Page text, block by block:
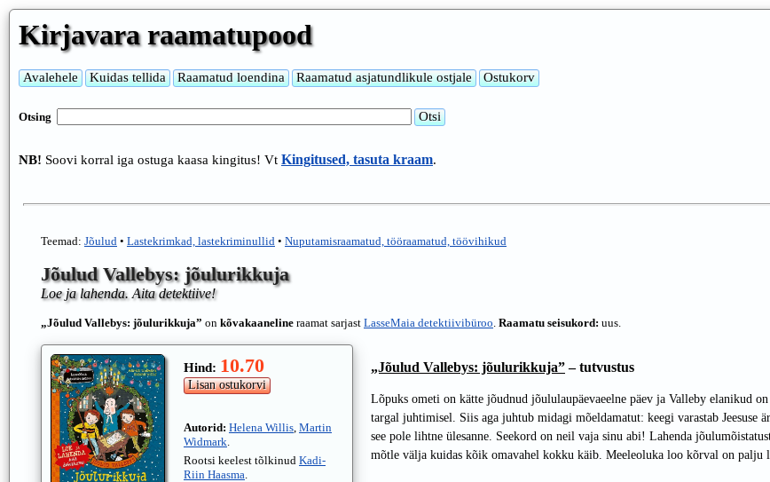
Kirjavara raamatupood
Otsing
NB! Soovi korral iga ostuga kaasa kingitus! Vt Kingitused, tasuta kraam.
Teemad: Jõulud • Lastekrimkad, lastekriminullid • Nuputamisraamatud, tööraamatud, töövihikud
Jõulud Vallebys: jõulurikkuja
Loe ja lahenda. Aita detektiive!
„Jõulud Vallebys: jõulurikkuja” on kõvakaaneline raamat sarjast LasseMaia detektiivibüroo. Raamatu seisukord: uus.
Hind: 10.70
Autorid: Helena Willis, Martin
Widmark.
Rootsi keelest tõlkinud Kadi-
Riin Haasma.
„Jõulud Vallebys: jõulurikkuja”– tutvustus
Lõpuks ometi on kätte jõudnud jõululaupäevaeelne päev ja Valleby elanikud
targal juhtimisel. Siis aga juhtub midagi mõeldamatut: keegi varastab
see pole lihtne ülesanne. Seekord on neil vaja sinu abi! Lahenda
mõtle välja kuidas kõik omavahel kokku käib. Meeleoluka loo kõrval on palju